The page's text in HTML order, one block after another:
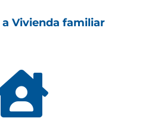
Vivienda familiar